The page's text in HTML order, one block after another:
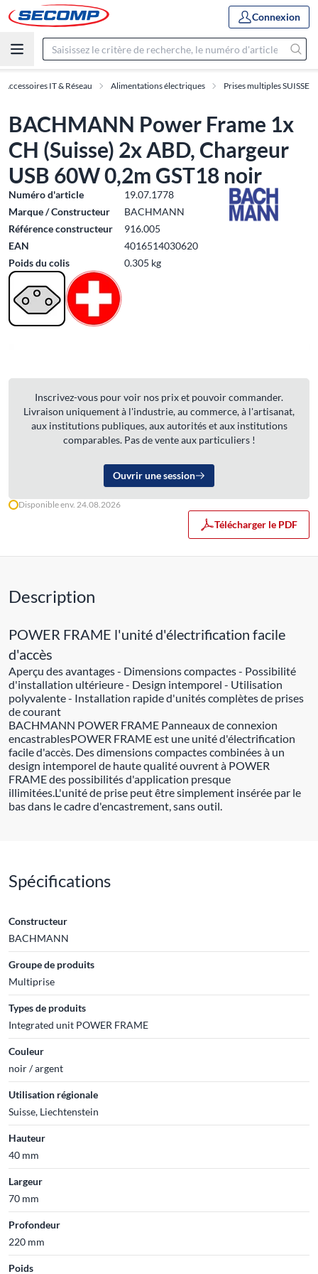
Connexion
Accessoires IT & Réseau Alimentations électriques Prises multiples SUISSE
BACHMANN Power Frame 1x
CH (Suisse) 2x ABD, Chargeur
USB 60W 0,2m GST18 noir
Numéro d'article
19.07.1778
Marque / Constructeur
BACHMANN
Référence constructeur
916.005
EAN
4016514030620
Poids du colis
0.305 kg
Inscrivez-vous pour voir nos prix et pouvoir commander.
Livraison uniquement à l'industrie, au commerce, à l'artisanat,
aux institutions publiques, aux autorités et aux institutions
comparables. Pas de vente aux particuliers !
Ouvrir une session
Disponible env. 24.08.2026
Télécharger le PDF
Description
POWER FRAME l'unité d'électrification facile
d'accès
Aperçu des avantages - Dimensions compactes - Possibilité
d'installation ultérieure - Design intemporel - Utilisation
polyvalente - Installation rapide d'unités complètes de prises
de courant
BACHMANN POWER FRAME Panneaux de connexion
encastrablesPOWER FRAME est une unité d'électrification
facile d'accès. Des dimensions compactes combinées à un
design intemporel de haute qualité ouvrent à POWER
FRAME des possibilités d'application presque
illimitées.L'unité de prise peut être simplement insérée par le
bas dans le cadre d'encastrement, sans outil.
Spécifications
Constructeur
BACHMANN
Groupe de produits
Multiprise
Types de produits
Integrated unit POWER FRAME
Couleur
noir / argent
Utilisation régionale
Suisse, Liechtenstein
Hauteur
40 mm
Largeur
70 mm
Profondeur
220 mm
Poids